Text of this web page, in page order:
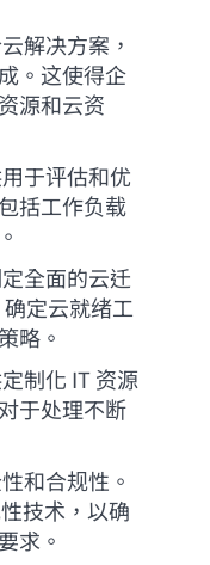
解决方案，
。这使得企
源和云资
于评估和优
括工作负载
全面的云迁
定云就绪工
略。
制化 IT 资源
于处理不断
和合规性。
技术，以确
求。